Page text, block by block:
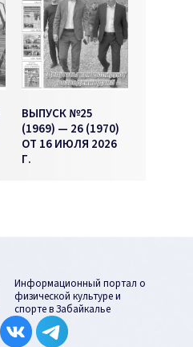
ВЫПУСК №25
(1969) — 26 (1970)
ОТ 16 ИЮЛЯ 2026
Г.
Информационный портал о
физической культуре и
спорте в Забайкалье